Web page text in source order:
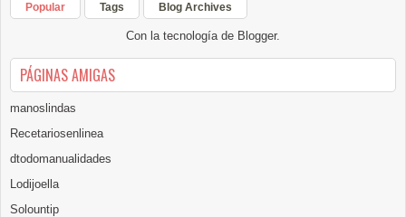
Popular Tags Blog Archives
Con la tecnología de Blogger.
PÁGINAS AMIGAS
manoslindas
Recetariosenlinea
dtodomanualidades
Lodijoella
Solountip